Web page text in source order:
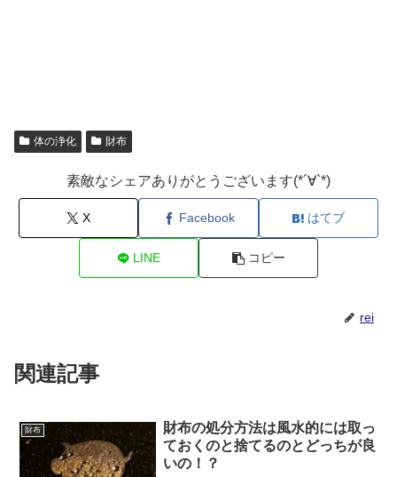
体の浄化 財布
素敵なシェアありがとうございます(*´∀`*)
X Facebook はてブ
LINE コピー
rei
関連記事
財布
財布の処分方法は風水的には取っ
ておくのと捨てるのとどっちが良
いの！？